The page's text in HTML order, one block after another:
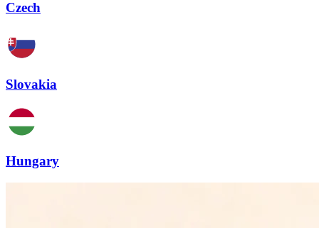
Czech
Slovakia
Hungary